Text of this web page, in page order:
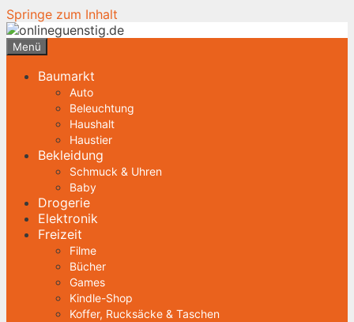
Springe zum Inhalt
Menü
Baumarkt
Auto
Beleuchtung
Haushalt
Haustier
Bekleidung
Schmuck & Uhren
Baby
Drogerie
Elektronik
Freizeit
Filme
Bücher
Games
Kindle-Shop
Koffer, Rucksäcke & Taschen